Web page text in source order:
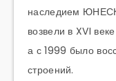
наследием
возвели в XVI
а с 1999 было
строений.